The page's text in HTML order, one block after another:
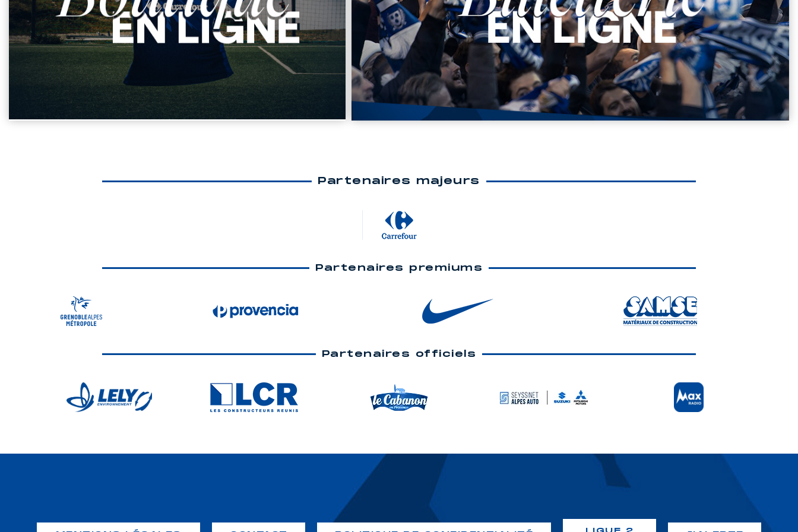
Partenaires majeurs
Partenaires premiums
Partenaires officiels